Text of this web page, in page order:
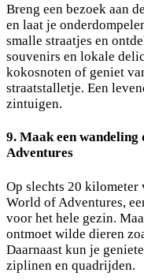
Breng een bezoek aan
en laat je
smalle straatjes en
souvenirs en lokale
kokosnoten of geniet
straatstalletje. Een
zintuigen.
9. Maak een
Adventures
Op slechts 20 kilometer
World of Adventures,
voor het hele gezin.
ontmoet wilde dieren
Daarnaast kun je
ziplinen en quadrijden.